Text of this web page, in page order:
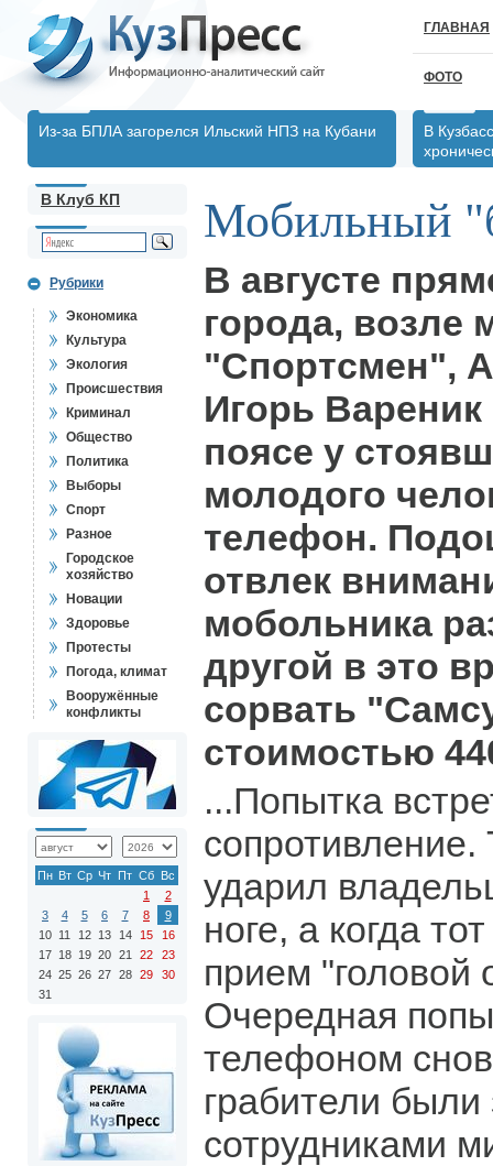
ГЛАВНАЯ
ФОТО
Из-за БПЛА загорелся Ильский НПЗ на Кубани
В
В Клуб КП
Рубрики
Экономика
Культура
Экология
Происшествия
Криминал
Общество
Политика
Выборы
Спорт
Разное
Городское
хозяйство
Новации
Здоровье
Протесты
Погода, климат
Вооружённые
конфликты
Пн Вт Ср Чт Пт Сб Вс
1
2
3
4 5 6 7 8
9
10 11 12 13 14 15
16
17 18 19 20 21 22
23
24 25 26 27 28 29
30
31
Мобильный
В августе
города, возле
"Спортсмен",
Игорь
поясе у
молодого
телефон.
отвлек
мобольника
другой в это
сорвать
стоимостью
...Попытка
сопротивление.
ударил
ноге, а когда
прием "головой
Очередная
телефоном
грабители
сотрудниками